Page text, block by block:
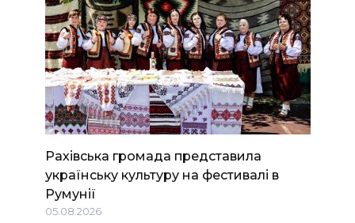
Рахівська громада представила
українську культуру на фестивалі в
Румунії
05.08.2026